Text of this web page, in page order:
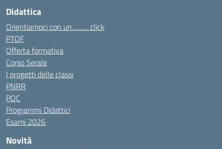
Didattica
Orientiamoci con un……… click
PTOF
Offerta formativa
Corso Serale
I progetti delle classi
PNRR
POC
Programmi Didattici
Esami 2026
Novità